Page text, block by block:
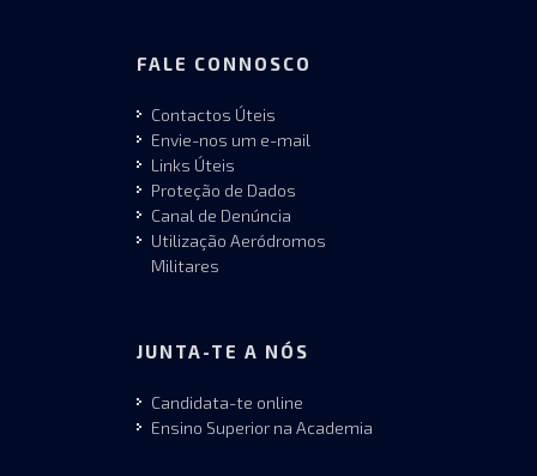
FALE CONNOSCO
Contactos Úteis
Envie-nos um e-mail
Links Úteis
Proteção de Dados
Canal de Denúncia
Utilização Aeródromos
Militares
JUNTA-TE A NÓS
Candidata-te online
Ensino Superior na Academia